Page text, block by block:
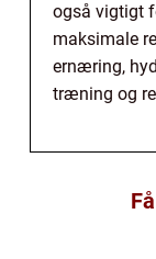
også vigtigt
maksimale
ernæring,
træning og